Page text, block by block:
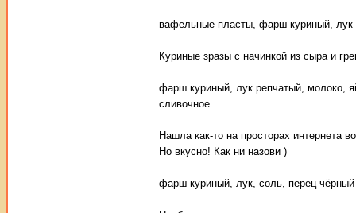
вафельные пласты, фарш куриный, лук
Куриные зразы с начинкой из сыра и
фарш куриный, лук репчатый, молоко,
сливочное
Нашла как-то на просторах интернета
Но вкусно! Как ни назови )
фарш куриный, лук, соль, перец